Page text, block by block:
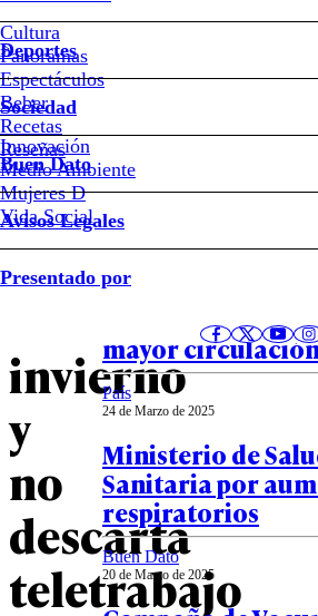
Cultura
Panoramas
Espectáculos
Beber
Recetas
Reseñas
Deportes
Sociedad
Innovación
Medio Ambiente
Mujeres D
Vida Social
Buen Dato
Avisos Legales
Presentado por
sincicial
Minsal
rechaza
adelantar
vacaciones
invierno
y
no
descarta
teletrabajo
Notas
04 de Abril de 2025
Estos son los
mayor
País
24 de Marzo de 2025
Ministerio de
Sanitaria por
respiratorios
Buen Dato
20 de Marzo de 2025